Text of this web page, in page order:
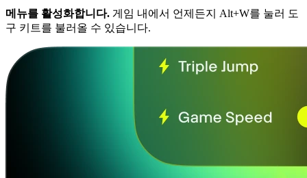
메뉴를 활성화합니다. 게임 내에서 언제든지 Alt+W를 눌러 도
구 키트를 불러올 수 있습니다.